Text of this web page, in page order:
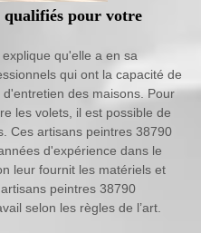
qualifiés pour votre
qu'elle a en sa
qui ont la capacité de
des maisons. Pour
les volets, il est possible de
Ces artisans peintres 38790
d'expérience dans le
leur fournit les matériels et
peintres 38790
selon les règles de l’art.